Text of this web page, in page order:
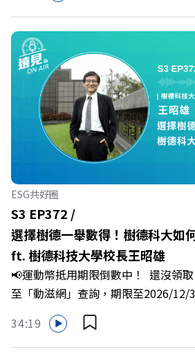
https://bit.ly/3AjBWNVYT：https://
https://fstry.pse.is/9epct2 —— 以上
Firstory Podcast 廣告 —— 你常在職
犯錯，甚至覺得自己正遭受不友善
中的人際摩擦、怕輸怕失敗的緊繃感
是委屈討好或一味逃避，更需要學會
「職場冰山」。 本集《遠見 ON AIR
通引導師、天下文化新書《透視職場
佳芸老師，帶你透過「冰山理論」拆
突，學會用「好奇」代替「批判」。
代，也能幫自己打造不被成敗輕易定
場衝突與霸凌從何而來？🔺 如何用「
焦慮，將對立化為合作？🔺 怎麼做到
少一點」？🔺 面對AI時代的職涯焦慮
分權拿回手裡？ +++++📓《透視職場
>>>https://
慶遠見40歲生日！手速搶下破天荒的
>>>https://gvmkt.pse.is/9e5pbz✨關
群：LINE：https://reurl.cc/
ESG共好圈
S3 EP372 /
選擇樹德一舉數得！樹德科大如
ft. 樹德科技大學校長王昭雄
📢運動幣抵用期限倒數中！ 還沒領
至「動滋網」查詢，期限至2026/12/
哪裡使用嗎？ 上「動滋網」【合作
多家合作業者任你選，馬上來找適用
https://fstry.pse.is/9epct2 —— 以上
34:19